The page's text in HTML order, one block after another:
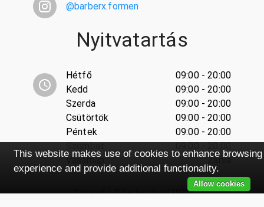
@barberx.formen
Nyitvatartás
Hétfő
Kedd
Szerda
Csütörtök
Péntek
Szombat
Vasárnap
09:00 - 20:00
09:00 - 20:00
09:00 - 20:00
09:00 - 20:00
09:00 - 20:00
09:00 - 20:00
Zárva
Copyright ©Barbercloud2026
This website makes use of cookies to enhance browsing
experience and provide additional functionality.
Allow cookies